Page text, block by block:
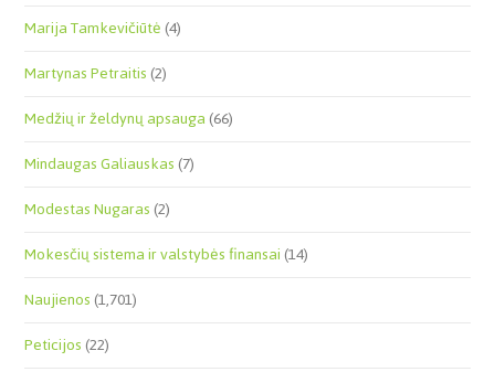
Marija Tamkevičiūtė(4)
Martynas Petraitis(2)
Medžių ir želdynų apsauga(66)
Mindaugas Galiauskas(7)
Modestas Nugaras(2)
Mokesčių sistema ir valstybės finansai(14)
Naujienos(1,701)
Peticijos(22)